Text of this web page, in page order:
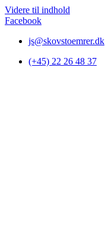
Videre til indhold
Facebook
js@skovstoemrer.dk
(+45) 22 26 48 37